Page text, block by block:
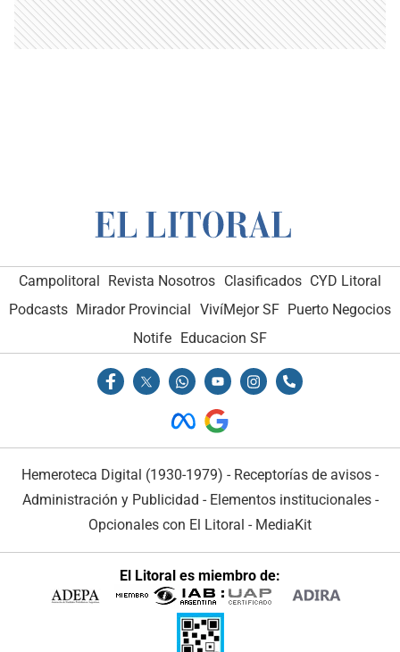
Campolitoral Revista Nosotros Clasificados CYD Litoral
Podcasts Mirador Provincial VivíMejor SF Puerto Negocios
Notife Educacion SF
Hemeroteca Digital (1930-1979) - Receptorías de avisos -
Administración y Publicidad - Elementos institucionales-
Opcionales con El Litoral - MediaKit
El Litoral es miembro de: